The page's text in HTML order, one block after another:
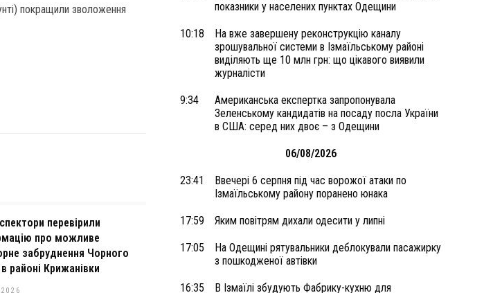
покращили зволоження
перевірили
про можливе
забруднення Чорного
районі Крижанівки
показники у населених пунктах Одещини
10:18
На вже завершену реконструкцію каналу
зрошувальної системи в Ізмаїльському районі
виділяють ще 10 млн грн: що цікавого виявили
журналісти
9:34
Американська експертка запропонувала
Зеленському кандидатів на посаду посла України
в США: серед них двоє – з Одещини
06/08/2026
23:41
Ввечері 6 серпня під час ворожої атаки по
Ізмаїльському району поранено юнака
17:59 Яким повітрям дихали одесити у липні
17:05
На Одещині рятувальники деблокували пасажирку
з пошкодженої автівки
16:35
В Ізмаїлі збудують Фабрику-кухню для